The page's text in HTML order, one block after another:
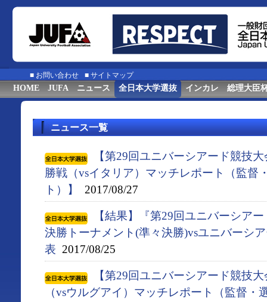
■ お問い合わせ ■ サイトマップ
HOME JUFA ニュース 全日本大学選抜 インカレ 総理大臣
ニュース一覧
【第29回ユニバーシアード競技
勝戦（vsイタリア）マッチレポート（監督
ト）】
2017/08/27
【結果】『第29回ユニバーシア
決勝トーナメント(準々決勝)vsユニバーシ
表 2017/08/25
【第29回ユニバーシアード競技
（vsウルグアイ）マッチレポート（監督・